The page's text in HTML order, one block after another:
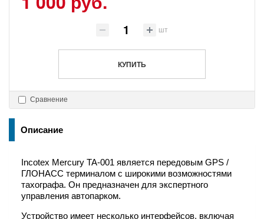
шт
КУПИТЬ
Сравнение
Описание
Incotex Mercury TA-001 является передовым GPS /
ГЛОНАСС терминалом с широкими возможностями
тахографа. Он предназначен для экспертного
управления автопарком.
Устройство имеет несколько интерфейсов, включая